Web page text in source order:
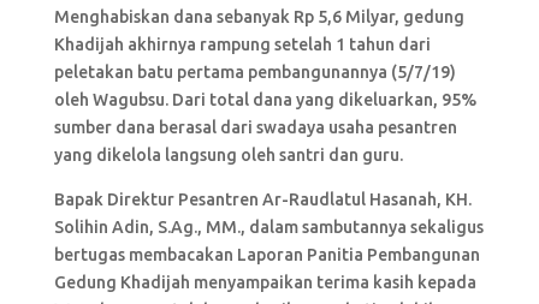
Menghabiskan dana sebanyak Rp 5,6 Milyar, gedung
Khadijah akhirnya rampung setelah 1 tahun dari
peletakan batu pertama pembangunannya (5/7/19)
oleh Wagubsu. Dari total dana yang dikeluarkan, 95%
sumber dana berasal dari swadaya usaha pesantren
yang dikelola langsung oleh santri dan guru.
Bapak Direktur Pesantren Ar-Raudlatul Hasanah, KH.
Solihin Adin, S.Ag., MM., dalam sambutannya sekaligus
bertugas membacakan Laporan Panitia Pembangunan
Gedung Khadijah menyampaikan terima kasih kepada